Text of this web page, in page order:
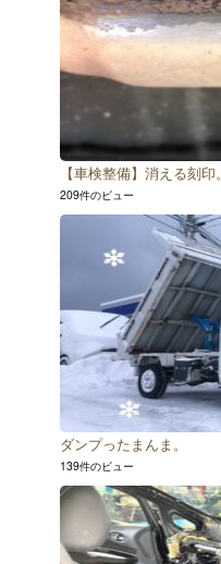
【車検整備】消える刻印。
209件のビュー
ダンプったまんま。
139件のビュー